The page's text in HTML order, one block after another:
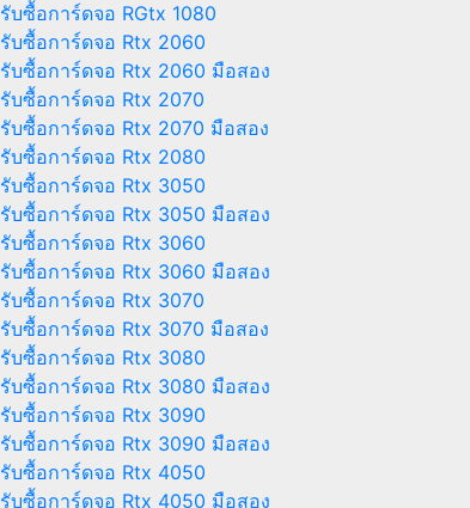
รับซื้อการ์ดจอ RGtx 1080
รับซื้อการ์ดจอ Rtx 2060
รับซื้อการ์ดจอ Rtx 2060 มือสอง
รับซื้อการ์ดจอ Rtx 2070
รับซื้อการ์ดจอ Rtx 2070 มือสอง
รับซื้อการ์ดจอ Rtx 2080
รับซื้อการ์ดจอ Rtx 3050
รับซื้อการ์ดจอ Rtx 3050 มือสอง
รับซื้อการ์ดจอ Rtx 3060
รับซื้อการ์ดจอ Rtx 3060 มือสอง
รับซื้อการ์ดจอ Rtx 3070
รับซื้อการ์ดจอ Rtx 3070 มือสอง
รับซื้อการ์ดจอ Rtx 3080
รับซื้อการ์ดจอ Rtx 3080 มือสอง
รับซื้อการ์ดจอ Rtx 3090
รับซื้อการ์ดจอ Rtx 3090 มือสอง
รับซื้อการ์ดจอ Rtx 4050
รับซื้อการ์ดจอ Rtx 4050 มือสอง